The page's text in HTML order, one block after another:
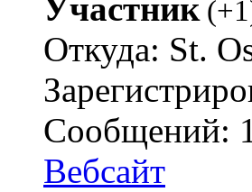
Участник(+1
Откуда: St.
Сообщений:
Вебсайт